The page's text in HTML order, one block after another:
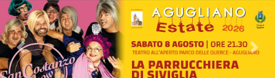
Previous Next